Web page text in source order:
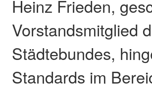
Heinz Frieden,
Vorstandsmitglied
Städtebundes,
Standards im